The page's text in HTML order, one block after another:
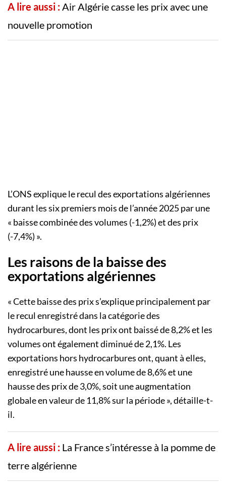
A lire aussi :Air Algérie casse les prix avec une
nouvelle promotion
L’ONS explique le recul des exportations algériennes
durant les six premiers mois de l’année 2025 par une
« baisse combinée des volumes (-1,2%) et des prix
(-7,4%) ».
Les raisons de la baisse des
exportations algériennes
« Cette baisse des prix s’explique principalement par
le recul enregistré dans la catégorie des
hydrocarbures, dont les prix ont baissé de 8,2% et les
volumes ont également diminué de 2,1%. Les
exportations hors hydrocarbures ont, quant à elles,
enregistré une hausse en volume de 8,6% et une
hausse des prix de 3,0%, soit une augmentation
globale en valeur de 11,8% sur la période », détaille-t-
il.
A lire aussi : La France s’intéresse à la pomme de
terre algérienne